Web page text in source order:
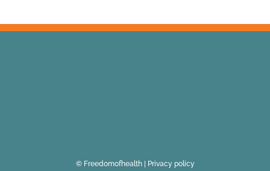
© Freedomofhealth | Privacy policy